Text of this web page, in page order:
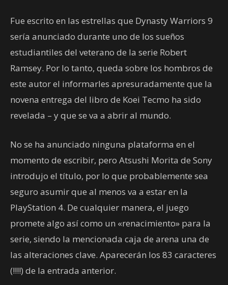
Fue escrito en las estrellas que Dynasty Warriors 9
sería anunciado durante uno de los sueños
estudiantiles del veterano de la serie Robert
Ramsey. Por lo tanto, queda sobre los hombros de
este autor el informarles apresuradamente que la
novena entrega del libro de Koei Tecmo ha sido
revelada – y que se va a abrir al mundo.
No se ha anunciado ninguna plataforma en el
momento de escribir, pero Atsushi Morita de Sony
introdujo el título, por lo que probablemente sea
seguro asumir que al menos va a estar en la
PlayStation 4. De cualquier manera, el juego
promete algo así como un «renacimiento» para la
serie, siendo la mencionada caja de arena una de
las alteraciones clave. Aparecerán los 83 caracteres
(!!!!) de la entrada anterior.